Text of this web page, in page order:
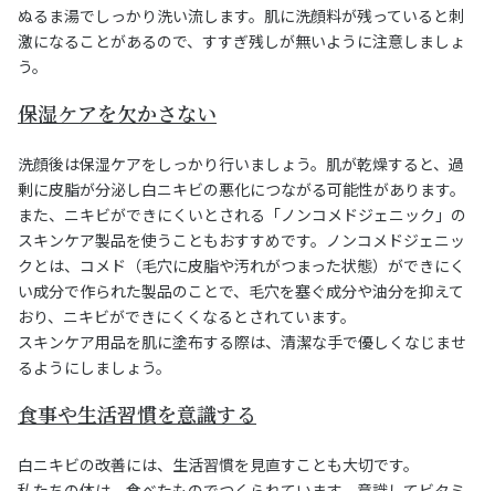
ぬるま湯でしっかり洗い流します。肌に洗顔料が残っていると刺
激になることがあるので、すすぎ残しが無いように注意しましょ
う。
保湿ケアを欠かさない
洗顔後は保湿ケアをしっかり行いましょう。肌が乾燥すると、過
剰に皮脂が分泌し白ニキビの悪化につながる可能性があります。
また、ニキビができにくいとされる「ノンコメドジェニック」の
スキンケア製品を使うこともおすすめです。ノンコメドジェニッ
クとは、コメド（毛穴に皮脂や汚れがつまった状態）ができにく
い成分で作られた製品のことで、毛穴を塞ぐ成分や油分を抑えて
おり、ニキビができにくくなるとされています。
スキンケア用品を肌に塗布する際は、清潔な手で優しくなじませ
るようにしましょう。
食事や生活習慣を意識する
白ニキビの改善には、生活習慣を見直すことも大切です。